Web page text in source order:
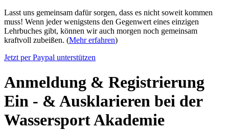
Lasst uns gemeinsam dafür sorgen, dass es nicht soweit kommen
muss! Wenn jeder wenigstens den Gegenwert eines einzigen
Lehrbuches gibt, können wir auch morgen noch gemeinsam
kraftvoll zubeißen. (Mehr erfahren)
Jetzt per Paypal unterstützen
Anmeldung & Registrierung
Ein - & Ausklarieren bei der
Wassersport Akademie